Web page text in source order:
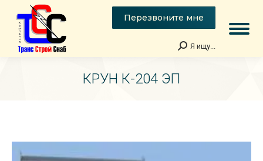
Перезвоните мне
Поиск:
Я ищу...
КРУН К-204 ЭП